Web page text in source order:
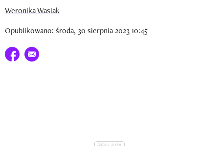
Weronika Wasiak
Opublikowano: środa, 30 sierpnia 2023 10:45
Udostępnij na facebook
E-mail do przyjaciela